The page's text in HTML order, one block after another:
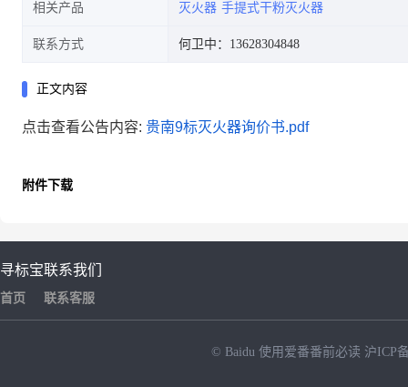
相关产品 灭火器 手提式干粉灭火器
联系方式 何卫中：13628304848
正文内容
点击查看公告内容: 贵南9标灭火器询价书.pdf
附件下载
寻标宝
首页
联系我们
联系客服
© Baidu 使用爱番番前必读 沪ICP